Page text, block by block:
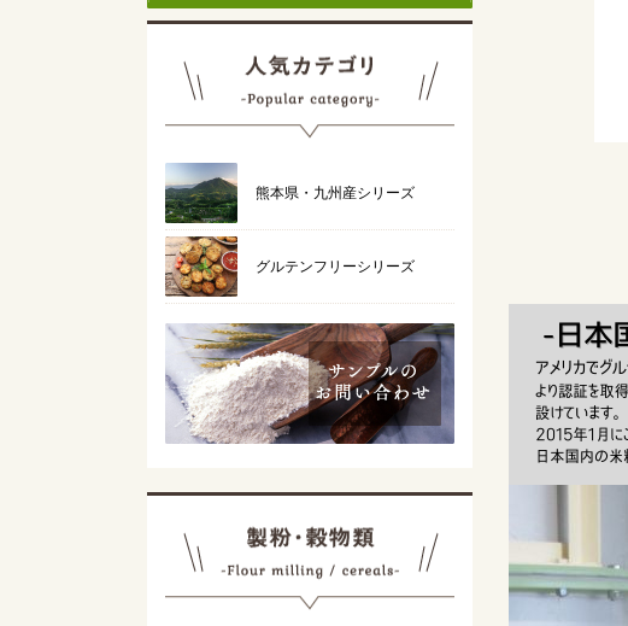
熊本県・九州産シリーズ
グルテンフリーシリーズ